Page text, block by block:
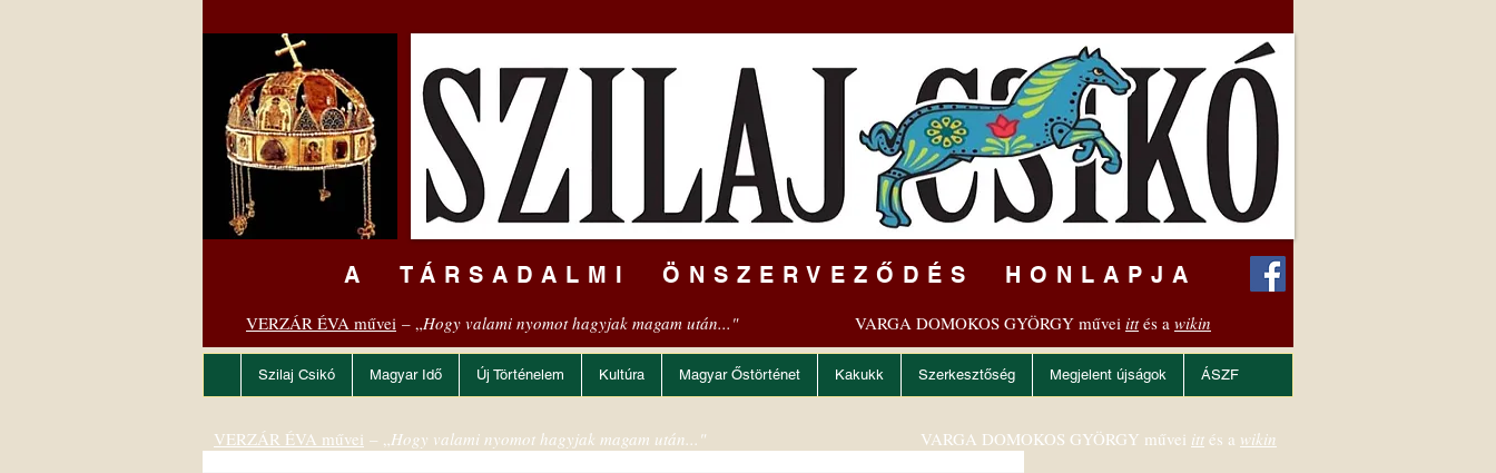
A TÁRSADALMI ÖNSZERVEZŐDÉS HONLAPJA
VERZÁR ÉVA művei – „Hogy valami nyomot hagyjak magam után..." VARGA DOMOKOS GYÖRGY művei ittés a wikin
Szilaj Csikó Magyar Idő Új Történelem Kultúra Magyar Őstörténet Kakukk Szerkesztőség Megjelent újságok ÁSZF
VERZÁR ÉVA művei – „Hogy valami nyomot hagyjak magam után..." VARGA DOMOKOS GYÖRGY művei itt és a wikin